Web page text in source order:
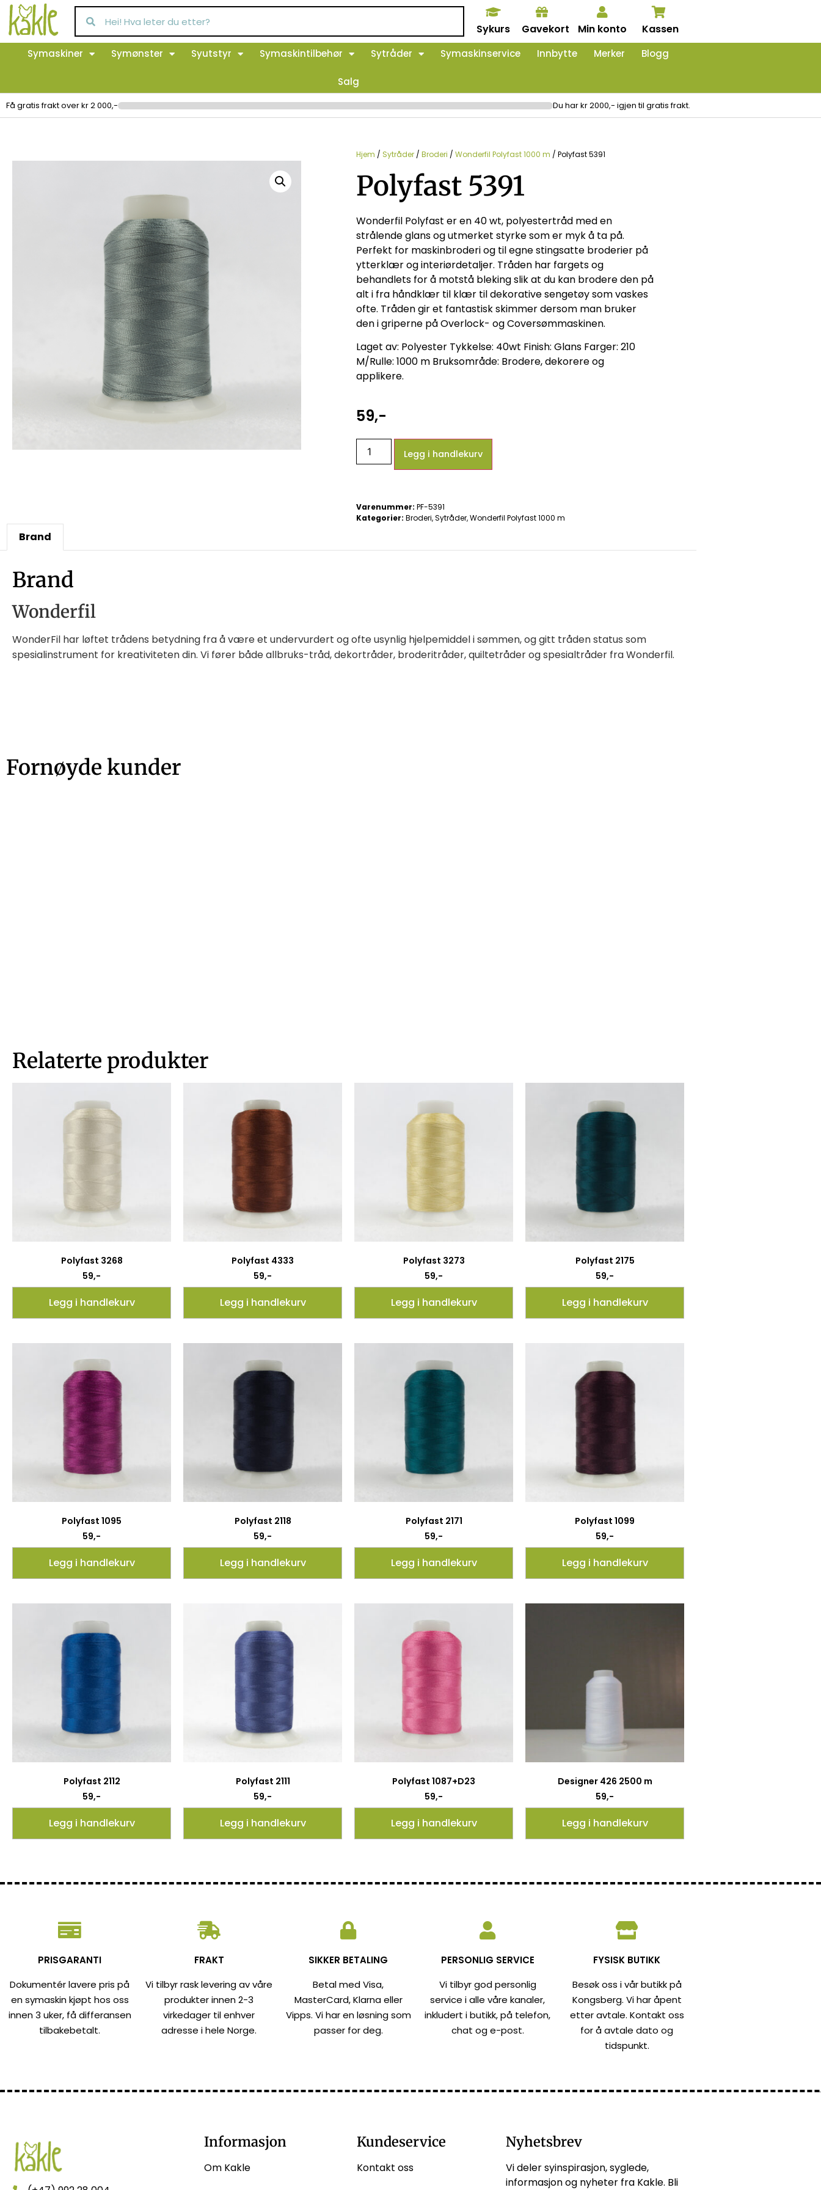
Sykurs Gavekort Min konto Kassen
Symaskiner Symønster Syutstyr Symaskintilbehør Sytråder Symaskinservice Innbytte Merker Blogg
Salg
Få gratis frakt over kr 2 000,- Du har kr 2000,- igjen til gratis frakt.
Hjem / Sytråder / Broderi / Wonderfil Polyfast 1000 m / Polyfast 5391
Polyfast 5391
Wonderfil Polyfast er en 40 wt, polyestertråd med en
strålende glans og utmerket styrke som er myk å ta på.
Perfekt for maskinbroderi og til egne stingsatte broderier på
ytterklær og interiørdetaljer. Tråden har fargets og
behandlets for å motstå bleking slik at du kan brodere den på
alt i fra håndklær til klær til dekorative sengetøy som vaskes
ofte. Tråden gir et fantastisk skimmer dersom man bruker
den i griperne på Overlock- og Coversømmaskinen.
Laget av: Polyester Tykkelse: 40wt Finish: Glans Farger: 210
M/Rulle: 1000 m Bruksområde: Brodere, dekorere og
applikere.
59,-
Legg i handlekurv
Varenummer: PF-5391
Kategorier: Broderi,Sytråder,Wonderfil Polyfast 1000 m
Brand
Brand
Wonderfil
WonderFil har løftet trådens betydning fra å være et undervurdert og ofte usynlig hjelpemiddel i sømmen, og gitt tråden status som
spesialinstrument for kreativiteten din. Vi fører både allbruks-tråd, dekortråder, broderitråder, quiltetråder og spesialtråder fra Wonderfil.
Fornøyde kunder
Relaterte produkter
Polyfast 3268
59,-
Legg i handlekurv
Polyfast 4333
59,-
Legg i handlekurv
Polyfast 3273
59,-
Legg i handlekurv
Polyfast 2175
59,-
Legg i handlekurv
Polyfast 1095
59,-
Legg i handlekurv
Polyfast 2118
59,-
Legg i handlekurv
Polyfast 2171
59,-
Legg i handlekurv
Polyfast 1099
59,-
Legg i handlekurv
Polyfast 2112
59,-
Legg i handlekurv
Polyfast 2111
59,-
Legg i handlekurv
Polyfast 1087+D23
59,-
Legg i handlekurv
Designer 426 2500 m
59,-
Legg i handlekurv
PRISGARANTI
Dokumentér lavere pris på
en symaskin kjøpt hos oss
innen 3 uker, få differansen
tilbakebetalt.
FRAKT
Vi tilbyr rask levering av våre
produkter innen 2-3
virkedager til enhver
adresse i hele Norge.
SIKKER BETALING
Betal med Visa,
MasterCard, Klarna eller
Vipps. Vi har en løsning som
passer for deg.
PERSONLIG SERVICE
Vi tilbyr god personlig
service i alle våre kanaler,
inkludert i butikk, på telefon,
chat og e-post.
FYSISK BUTIKK
Besøk oss i vår butikk på
Kongsberg. Vi har åpent
etter avtale. Kontakt oss
for å avtale dato og
tidspunkt.
Informasjon
Om Kakle
Kundeservice
Kontakt oss
Nyhetsbrev
Vi deler syinspirasjon, syglede,
informasjon og nyheter fra Kakle. Bli